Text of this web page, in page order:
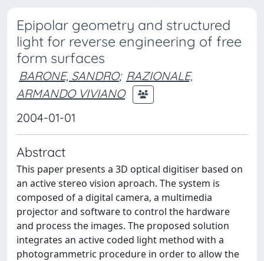
Epipolar geometry and structured
light for reverse engineering of free
form surfaces
BARONE, SANDRO; RAZIONALE,
ARMANDO VIVIANO
2004-01-01
Abstract
This paper presents a 3D optical digitiser based on
an active stereo vision aproach. The system is
composed of a digital camera, a multimedia
projector and software to control the hardware
and process the images. The proposed solution
integrates an active coded light method with a
photogrammetric procedure in order to allow the